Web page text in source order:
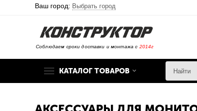
Ваш город: Выбрать город
Соблюдаем сроки доставки и монтажа с 2014г
КАТАЛОГ ТОВАРОВ